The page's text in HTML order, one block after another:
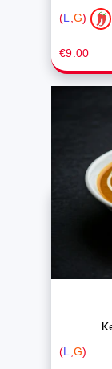
(L,G)
€9.00
(L,G)